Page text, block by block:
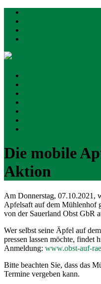
Mühlenhof-
Münster
Die mobile
Aktion
Am Donnerstag, 07.10.2021,
Apfelsaft auf dem Mühlenhof
von der Sauerland Obst GbR
Wer selbst seine Äpfel auf
pressen lassen möchte, findet
Anmeldung: www.obst-auf-
Bitte beachten Sie, dass das
Termine vergeben kann.